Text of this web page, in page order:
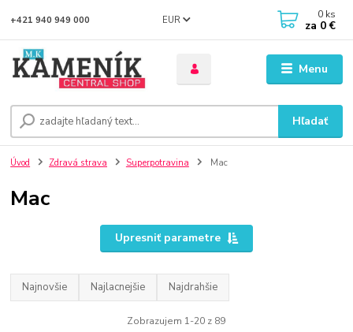
Menu
EUR
Hľadať
+421 940 949 000 0 ks
za 0 €
Úvod Zdravá strava Superpotravina Mac
Mac
Upresniť parametre
Najnovšie Najlacnejšie Najdrahšie
Zobrazujem 1-20 z 89